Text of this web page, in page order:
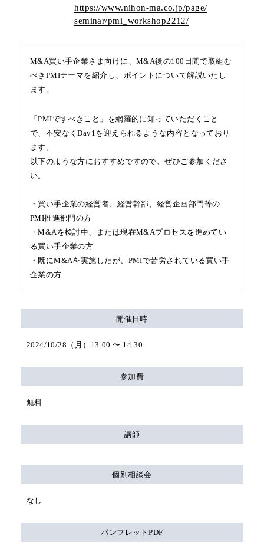
https://www.nihon-ma.co.jp/page/
seminar/pmi_workshop2212/
M&A買い手企業さま向けに、M&A後の100日間で取組む
べきPMIテーマを紹介し、ポイントについて解説いたし
ます。
「PMIですべきこと」を網羅的に知っていただくこと
で、不安なくDay1を迎えられるような内容となっており
ます。
以下のような方におすすめですので、ぜひご参加くださ
い。
・買い手企業の経営者、経営幹部、経営企画部門等の
PMI推進部門の方
・M&Aを検討中、または現在M&Aプロセスを進めてい
る買い手企業の方
・既にM&Aを実施したが、PMIで苦労されている買い手
企業の方
開催日時
2024/10/28（月）13:00 〜 14:30
参加費
無料
講師
個別相談会
なし
パンフレットPDF